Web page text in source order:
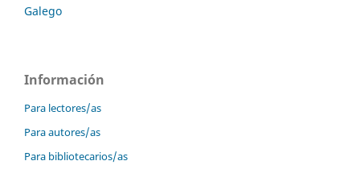
Galego
Información
Para lectores/as
Para autores/as
Para bibliotecarios/as